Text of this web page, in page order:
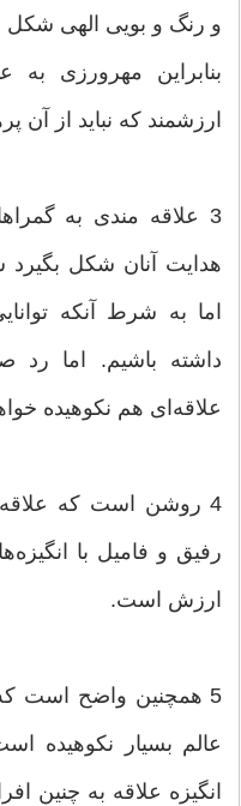
و رنگ و بویی الهی شکل
بنابراین مهرورزی
ارزشمند که نباید از آن
3 علاقه مندی به
هدایت آنان شکل
اما به شرط آنکه
داشته باشیم. اما
علاقه‌ای هم نکوهیده
4 روشن است که
رفیق و فامیل با
ارزش است.
5 همچنین واضح است
عالم بسیار نکوهیده
انگیزه علاقه به چنین